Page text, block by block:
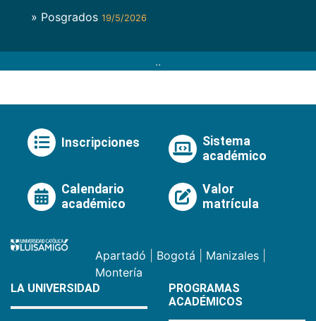
» Posgrados 19/5/2026
..
Inscripciones
Sistema
académico
Calendario
académico
Valor
matrícula
Apartadó Bogotá Manizales
Montería
LA UNIVERSIDAD
PROGRAMAS
ACADÉMICOS